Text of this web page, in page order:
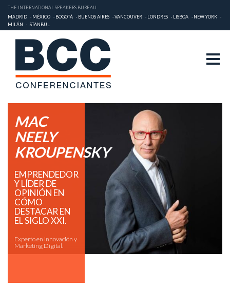
THE INTERNATIONAL SPEAKERS BUREAU
MADRID
MÉXICO BOGOTÁ BUENOS AIRES VANCOUVER LONDRES LISBOA
NEW YORK
MILÁN
ISTANBUL
MAC
NEELY
KROUPENSKY
EMPRENDEDOR
Y LÍDER DE
OPINIÓN EN
CÓMO
DESTACAR EN
EL SIGLO XXI.
Experto en Innovación y
Marketing Digital.